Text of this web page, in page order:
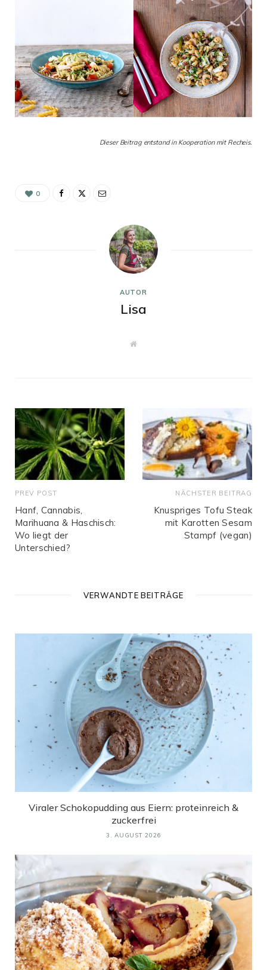
Dieser Beitrag entstand in Kooperation mit Recheis.
0
AUTOR
Lisa
W
PREV POST
Hanf, Cannabis,
Marihuana & Haschisch:
Wo liegt der
Unterschied?
NÄCHSTER BEITRAG
Knuspriges Tofu Steak
mit Karotten Sesam
Stampf (vegan)
VERWANDTE BEITRÄGE
Viraler Schokopudding aus Eiern: proteinreich &
zuckerfrei
3. AUGUST 2026